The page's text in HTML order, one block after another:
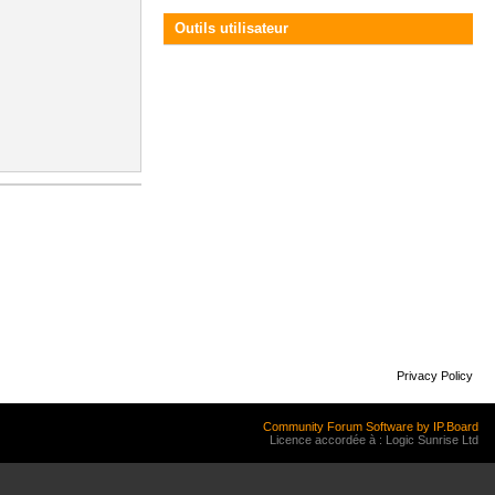
Outils utilisateur
Privacy Policy
Community Forum Software by IP.Board
Licence accordée à : Logic Sunrise Ltd